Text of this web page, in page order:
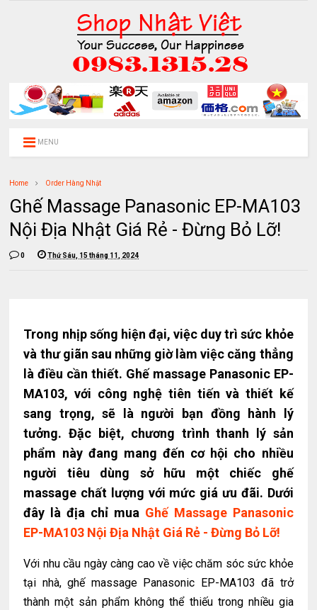
MENU
Home Order Hàng Nhật
Ghế Massage Panasonic EP-MA103
Nội Địa Nhật Giá Rẻ - Đừng Bỏ Lỡ!
0 Thứ Sáu, 15 tháng 11, 2024
Trong nhịp sống hiện đại, việc duy trì sức khỏe
và thư giãn sau những giờ làm việc căng thẳng
là điều cần thiết. Ghế massage Panasonic EP-
MA103, với công nghệ tiên tiến và thiết kế
sang trọng, sẽ là người bạn đồng hành lý
tưởng. Đặc biệt, chương trình thanh lý sản
phẩm này đang mang đến cơ hội cho nhiều
người tiêu dùng sở hữu một chiếc ghế
massage chất lượng với mức giá ưu đãi. Dưới
đây là địa chỉ mua Ghế Massage Panasonic
EP-MA103 Nội Địa Nhật Giá Rẻ - Đừng Bỏ Lỡ!
Với nhu cầu ngày càng cao về việc chăm sóc sức khỏe
tại nhà, ghế massage Panasonic EP-MA103 đã trở
thành một sản phẩm không thể thiếu trong nhiều gia